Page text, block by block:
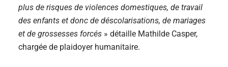
plus de risques de violences domestiques, de travail
des enfants et donc de déscolarisations, de mariages
et de grossesses forcés » détaille Mathilde Casper,
chargée de plaidoyer humanitaire.